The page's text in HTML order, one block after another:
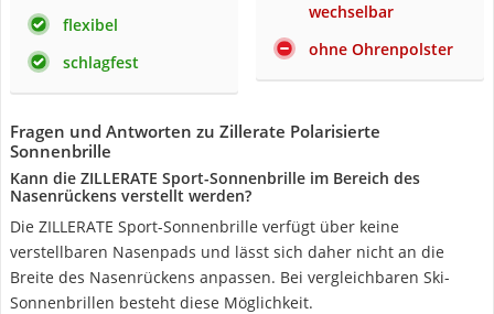
flexibel
schlagfest
wechselbar
ohne Ohrenpolster
Fragen und Antworten zu Zillerate Polarisierte
Sonnenbrille
Kann die ZILLERATE Sport-Sonnenbrille im Bereich des
Nasenrückens verstellt werden?
Die ZILLERATE Sport-Sonnenbrille verfügt über keine
verstellbaren Nasenpads und lässt sich daher nicht an die
Breite des Nasenrückens anpassen. Bei vergleichbaren Ski-
Sonnenbrillen besteht diese Möglichkeit.